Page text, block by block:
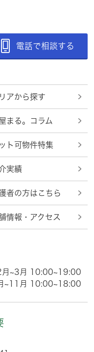
電話で相談する
アから探す
まる。コラム
ト可物件特集
実績
者の方はこちら
情報・アクセス
月~3月 10:00~19:00
~11月 10:00~18:00